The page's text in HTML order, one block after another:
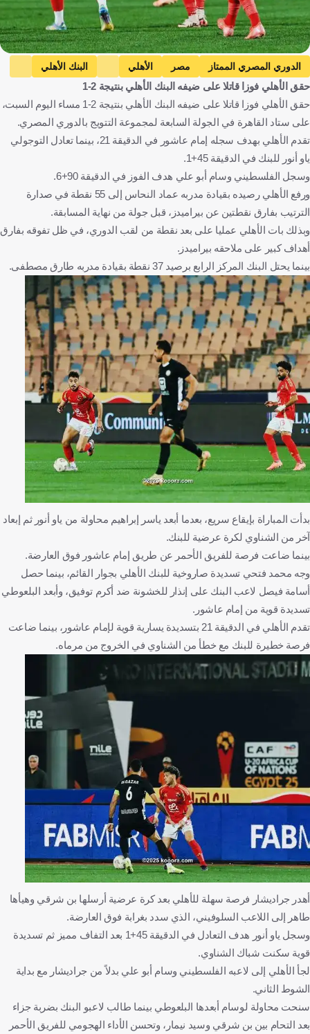
الدوري المصري الممتاز مصر الأهلي
البنك الأهلي
كرة قدم
حقق الأهلي فوزا قاتلا على ضيفه البنك الأهلي بنتيجة 2-1
حقق الأهلي فوزا قاتلا على ضيفه البنك الأهلي بنتيجة 2-1 مساء اليوم السبت،
على ستاد القاهرة في الجولة السابعة لمجموعة التتويج بالدوري المصري.
تقدم الأهلي بهدف سجله إمام عاشور في الدقيقة 21، بينما تعادل التوجولي
ياو أنور للبنك في الدقيقة 45+1.
وسجل الفلسطيني وسام أبو علي هدف الفوز في الدقيقة 90+6.
ورفع الأهلي رصيده بقيادة مدربه عماد النحاس إلى 55 نقطة في صدارة
الترتيب بفارق نقطتين عن بيراميدز، قبل جولة من نهاية المسابقة.
وبذلك بات الأهلي عمليا على بعد نقطة من لقب الدوري، في ظل تفوقه بفارق
أهداف كبير على ملاحقه بيراميدز.
بينما يحتل البنك المركز الرابع برصيد 37 نقطة بقيادة مدربه طارق مصطفى.
بدأت المباراة بإيقاع سريع، بعدما أبعد ياسر إبراهيم محاولة من ياو أنور ثم إبعاد
آخر من الشناوي لكرة عرضية للبنك.
بينما ضاعت فرصة للفريق الأحمر عن طريق إمام عاشور فوق العارضة.
وجه محمد فتحي تسديدة صاروخية للبنك الأهلي بجوار القائم، بينما حصل
أسامة فيصل لاعب البنك على إنذار للخشونة ضد أكرم توفيق، وأبعد البلعوطي
تسديدة قوية من إمام عاشور.
تقدم الأهلي في الدقيقة 21 بتسديدة يسارية قوية لإمام عاشور، بينما ضاعت
فرصة خطيرة للبنك مع خطأ من الشناوي في الخروج من مرماه.
أهدر جراديشار فرصة سهلة للأهلي بعد كرة عرضية أرسلها بن شرقي وهيأها
طاهر إلى اللاعب السلوفيني، الذي سدد بغرابة فوق العارضة.
وسجل ياو أنور هدف التعادل في الدقيقة 45+1 بعد التفاف مميز ثم تسديدة
قوية سكنت شباك الشناوي.
لجأ الأهلي إلى لاعبه الفلسطيني وسام أبو علي بدلاً من جراديشار مع بداية
الشوط الثاني.
سنحت محاولة لوسام أبعدها البلعوطي بينما طالب لاعبو البنك بضربة جزاء
بعد التحام بين بن شرقي وسيد نيمار، وتحسن الأداء الهجومي للفريق الأحمر